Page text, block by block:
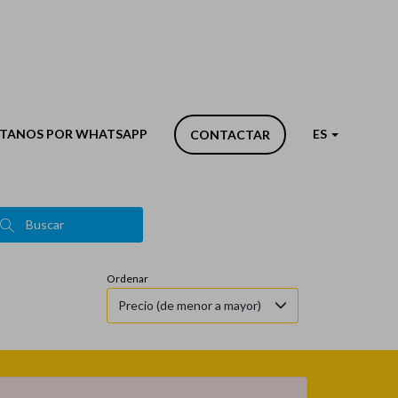
POR WHATSAPP CONTACTAR ES
Tipo de inmueble
Terrenos, solares, finc.rústicas,masías
Buscar
Ordenar
Precio (de menor a mayor)